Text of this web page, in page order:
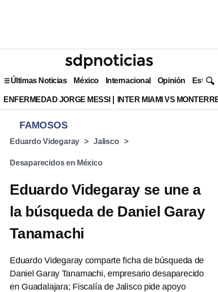
Últimas Noticias México Internacional Opinión Estilo
ENFERMEDAD JORGE MESSI INTER MIAMI VS
FAMOSOS
Eduardo Videgaray Jalisco
Desaparecidos en México
Eduardo Videgaray se une a
la búsqueda de Daniel Garay
Tanamachi
Eduardo Videgaray comparte ficha de búsqueda de
Daniel Garay Tanamachi, empresario desaparecido
en Guadalajara; Fiscalía de Jalisco pide apoyo